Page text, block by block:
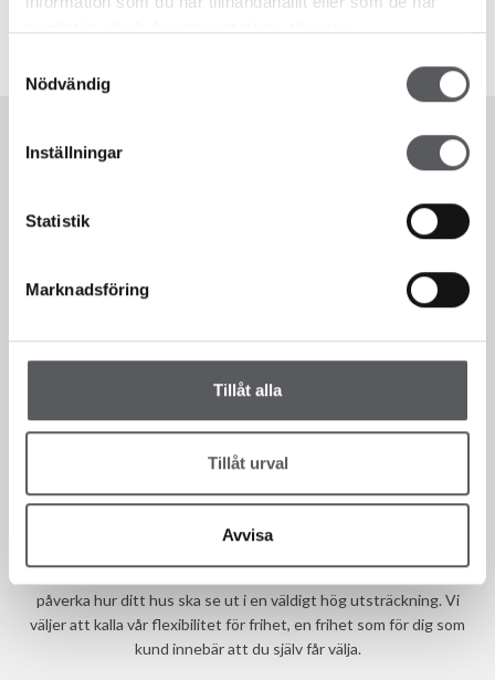
samlat in när du har använt deras tjänster.
Nödvändig
Inställningar
Statistik
Marknadsföring
Tillåt alla
Tillåt urval
Avvisa
Vi finns här för dig!
Sedan 1993 har vi som hustillverkare hjälpt våra kunder att bygga
hus. Fiskarhedenvillan har alltid byggt hus i lösvirke. Det innebär att
påverka hur ditt hus ska se ut i en väldigt hög utsträckning. Vi
väljer att kalla vår flexibilitet för frihet, en frihet som för dig som
kund innebär att du själv får välja.